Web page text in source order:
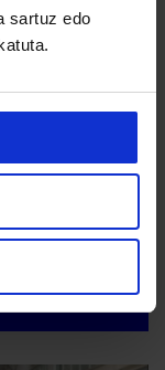
sartuz edo
bultzatzen